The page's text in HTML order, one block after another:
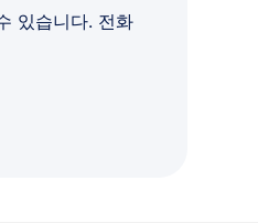
있습니다. 전화